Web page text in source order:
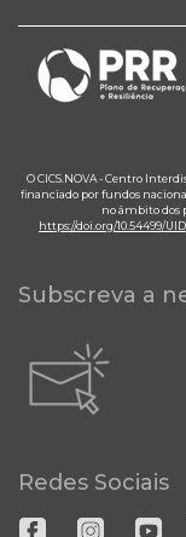
O CICS.NOVA - Centro
financiado por fundos
no âmbito dos
https://doi.org/10.54499/
Subscreva a
Redes Sociais